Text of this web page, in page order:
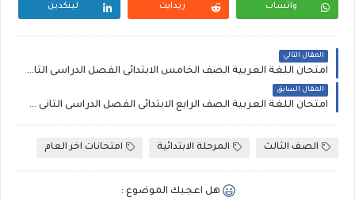
واتساب ريدايت لينكدين
المقال التالي
امتحان اللغة العربية الصف الخامس الابتدائى الفصل الدراسى الثانى 2016 | محافظة الفيوم
المقال السابق
امتحان اللغة العربية الصف الرابع الابتدائى الفصل الدراسى الثانى 2016 | محافطة الفيوم
الصف الثالث المرحلة الابتدائية امتحانات اخر العام
هل اعجبك الموضوع :